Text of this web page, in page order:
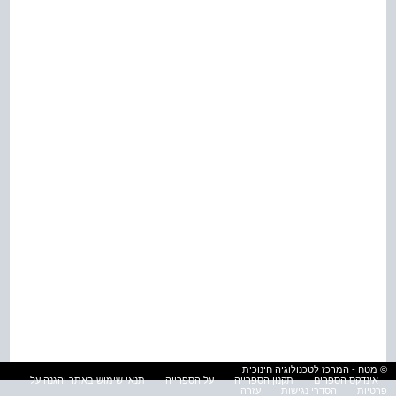
© מטח - המרכז לטכנולוגיה חינוכית
אינדקס הספרים
תקנון הספרייה על הספרייה
תנאי שימוש באתר והגנה על
פרטיות
הסדרי נגישות עזרה